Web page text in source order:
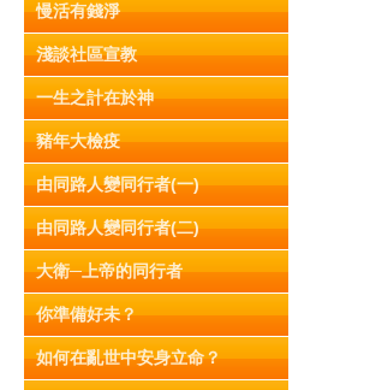
慢活有錢淨
淺談社區宣教
一生之計在於神
豬年大檢疫
由同路人變同行者(一)
由同路人變同行者(二)
大衛─上帝的同行者
你準備好未？
如何在亂世中安身立命？